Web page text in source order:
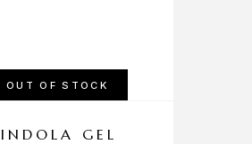
OUT OF STOCK
INDOLA GEL